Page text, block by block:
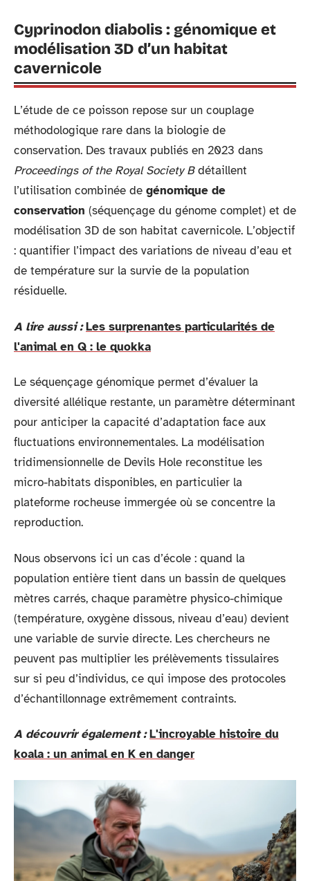
Cyprinodon diabolis : génomique et
modélisation 3D d’un habitat
cavernicole
L’étude de ce poisson repose sur un couplage
méthodologique rare dans la biologie de
conservation. Des travaux publiés en 2023 dans
Proceedings of the Royal Society Bdétaillent
l’utilisation combinée de génomique de
conservation (séquençage du génome complet) et de
modélisation 3D de son habitat cavernicole. L’objectif
: quantifier l’impact des variations de niveau d’eau et
de température sur la survie de la population
résiduelle.
A lire aussi : Les surprenantes particularités de
l'animal en Q : le quokka
Le séquençage génomique permet d’évaluer la
diversité allélique restante, un paramètre déterminant
pour anticiper la capacité d’adaptation face aux
fluctuations environnementales. La modélisation
tridimensionnelle de Devils Hole reconstitue les
micro-habitats disponibles, en particulier la
plateforme rocheuse immergée où se concentre la
reproduction.
Nous observons ici un cas d’école : quand la
population entière tient dans un bassin de quelques
mètres carrés, chaque paramètre physico-chimique
(température, oxygène dissous, niveau d’eau) devient
une variable de survie directe. Les chercheurs ne
peuvent pas multiplier les prélèvements tissulaires
sur si peu d’individus, ce qui impose des protocoles
d’échantillonnage extrêmement contraints.
A découvrir également : L'incroyable histoire du
koala : un animal en K en danger